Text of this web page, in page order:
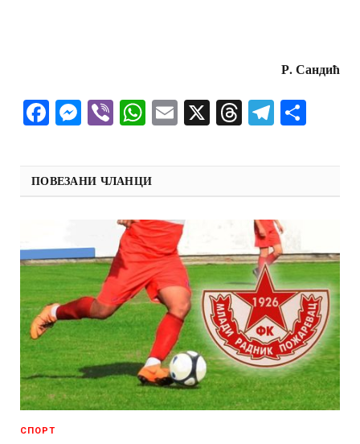
Р.Сандић
Facebook
Messenger
ViberWhatsApp
Email
X Threads
ПОВЕЗАНИ ЧЛАНЦИ
СПОРТ